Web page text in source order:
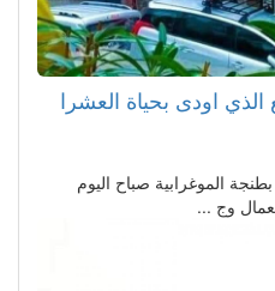
اودى بحياة العشرا
الموغرابية صباح اليوم
وج ...